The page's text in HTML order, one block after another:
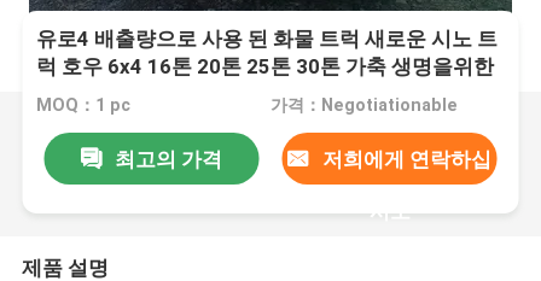
유로4 배출량으로 사용 된 화물 트럭 새로운 시노 트
럭 호우 6x4 16톤 20톤 25톤 30톤 가축 생명을위한
울타리 화물 트럭
MOQ：1 pc 가격：Negotiationable
최고의 가격 저희에게 연락하십
시오
제품 설명